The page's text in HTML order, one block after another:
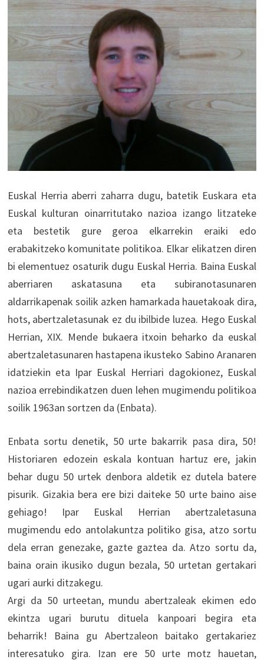
Euskal Herria aberri zaharra dugu, batetik Euskara eta
Euskal kulturan oinarritutako nazioa izango litzateke
eta bestetik gure geroa elkarrekin eraiki edo
erabakitzeko komunitate politikoa. Elkar elikatzen diren
bi elementuez osaturik dugu Euskal Herria. Baina Euskal
aberriaren askatasuna eta subiranotasunaren
aldarrikapenak soilik azken hamarkada hauetakoak dira,
hots, abertzaletasunak ez du ibilbide luzea. Hego Euskal
Herrian, XIX. Mende bukaera itxoin beharko da euskal
abertzaletasunaren hastapena ikusteko Sabino Aranaren
idatziekin eta Ipar Euskal Herriari dagokionez, Euskal
nazioa errebindikatzen duen lehen mugimendu politikoa
soilik 1963an sortzen da (Enbata).
Enbata sortu denetik, 50 urte bakarrik pasa dira, 50!
Historiaren edozein eskala kontuan hartuz ere, jakin
behar dugu 50 urtek denbora aldetik ez dutela batere
pisurik. Gizakia bera ere bizi daiteke 50 urte baino aise
gehiago! Ipar Euskal Herrian abertzaletasuna
mugimendu edo antolakuntza politiko gisa, atzo sortu
dela erran genezake, gazte gaztea da. Atzo sortu da,
baina orain ikusiko dugun bezala, 50 urtetan gertakari
ugari aurki ditzakegu.
Argi da 50 urteetan, mundu abertzaleak ekimen edo
ekintza ugari burutu dituela kanpoari begira eta
beharrik! Baina gu Abertzaleon baitako gertakariez
interesatuko gira. Izan ere 50 urte motz hauetan,